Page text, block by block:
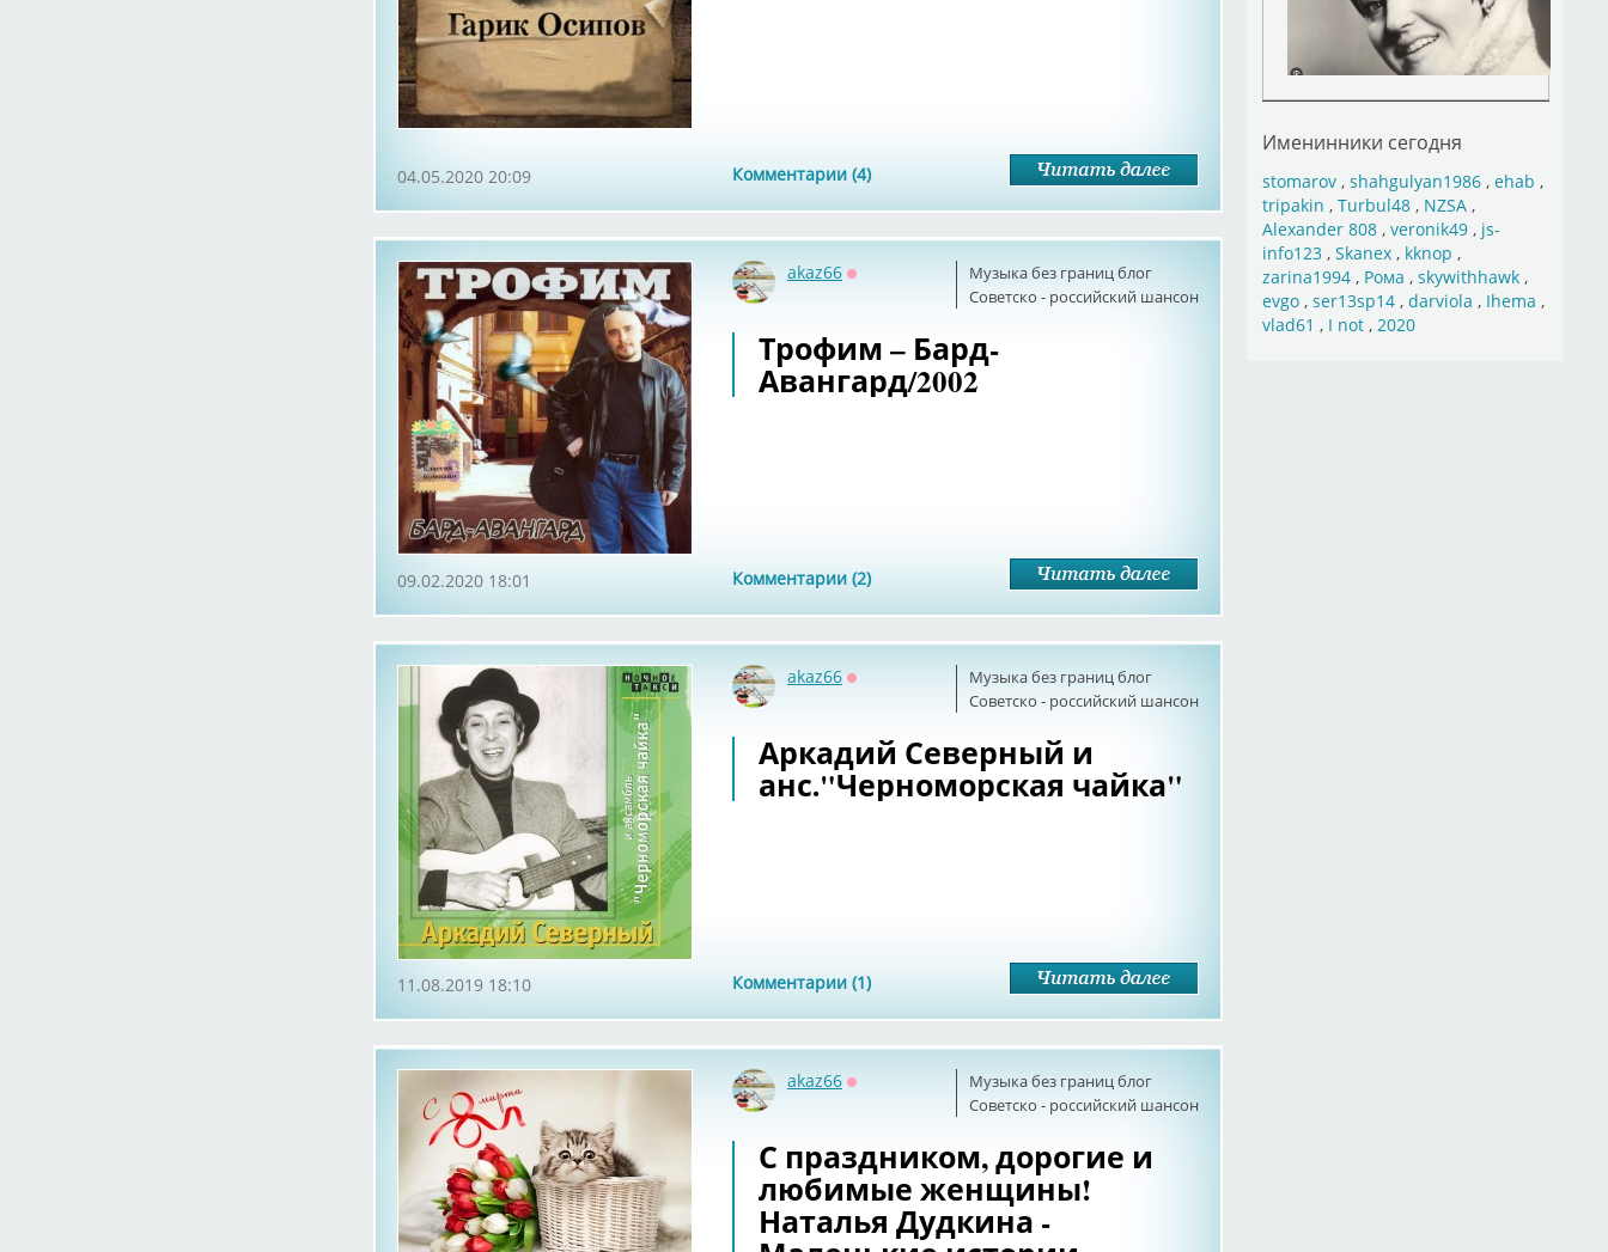
Комментарии (4)
04.05.2020 20:09
Музыка без границ блог
Советскo - российский шансон
akaz66
Трофим ‎– Бард-
Авангард/2002
Комментарии (2)
09.02.2020 18:01
Музыка без границ блог
Советскo - российский шансон
akaz66
Аркадий Северный и
анс."Черноморская чайка"
Комментарии (1)
11.08.2019 18:10
Музыка без границ блог
Советскo - российский шансон
akaz66
С праздником, дорогие и
любимые женщины!
Наталья Дудкина -
Именинники сегодня
stomarov, shahgulyan1986, ehab ,
tripakin , Turbul48, NZSA,
Alexander 808, veronik49, js-
info123, Skanex, kknop ,
zarina1994, Рома , skywithhawk,
evgo, ser13sp14, darviola , Ihema ,
vlad61 , I not, 2020